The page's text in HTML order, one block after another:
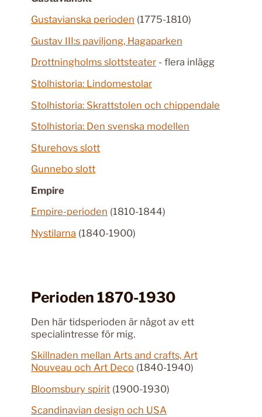
Gustavianska perioden (1775-1810)
Gustav III:s paviljong, Hagaparken
Drottningholms slottsteater - flera inlägg
Stolhistoria: Lindomestolar
Stolhistoria: Skrattstolen och chippendale
Stolhistoria: Den svenska modellen
Sturehovs slott
Gunnebo slott
Empire
Empire-perioden (1810-1844)
Nystilarna (1840-1900)
Perioden 1870-1930
Den här tidsperioden är något av ett
specialintresse för mig.
Skillnaden mellan Arts and crafts, Art
Nouveau och Art Deco (1840-1940)
Bloomsbury spirit (1900-1930)
Scandinavian design och USA